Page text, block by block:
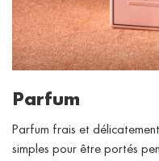
Parfum
Parfum frais et
simples pour être portés